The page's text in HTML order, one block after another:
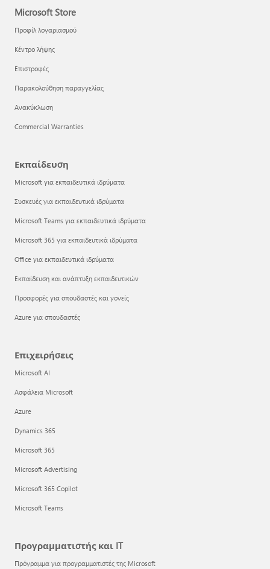
Microsoft Store
Προφίλ λογαριασμού
Κέντρο λήψης
Επιστροφές
Παρακολούθηση παραγγελίας
Ανακύκλωση
Commercial Warranties
Εκπαίδευση
Microsoft για εκπαιδευτικά ιδρύματα
Συσκευές για εκπαιδευτικά ιδρύματα
Microsoft Teams για εκπαιδευτικά ιδρύματα
Microsoft 365 για εκπαιδευτικά ιδρύματα
Office για εκπαιδευτικά ιδρύματα
Εκπαίδευση και ανάπτυξη εκπαιδευτικών
Προσφορές για σπουδαστές και γονείς
Azure για σπουδαστές
Επιχειρήσεις
Microsoft AI
Ασφάλεια Microsoft
Azure
Dynamics 365
Microsoft 365
Microsoft Advertising
Microsoft 365 Copilot
Microsoft Teams
Προγραμματιστής και IT
Πρόγραμμα για προγραμματιστές της Microsoft